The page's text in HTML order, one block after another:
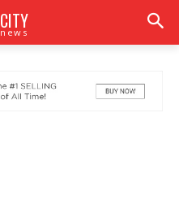
CITY
news